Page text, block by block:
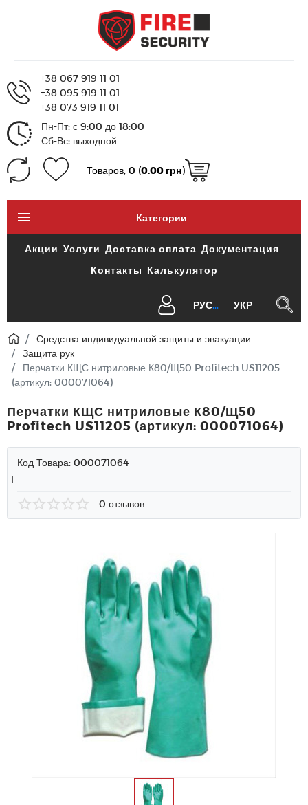
+38 067 919 11 01
+38 095 919 11 01
+38 073 919 11 01
Пн-Пт: с 9:00 до 18:00
Сб-Вс: выходной
Товаров, 0 (0.00 грн)
Категории
Акции Услуги Доставка оплата Документация
Контакты Калькулятор
РУС УКР
Средства индивидуальной защиты и эвакуации
Защита рук
Перчатки КЩС нитриловые К80/Щ50 Profitech US11205
(артикул: 000071064)
Перчатки КЩС нитриловые К80/Щ50
Profitech US11205 (артикул: 000071064)
Код Товара: 000071064
1
0 отзывов